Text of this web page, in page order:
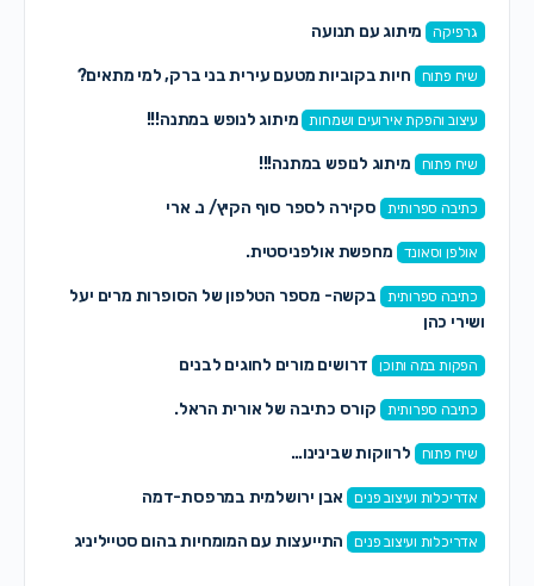
גרפיקה מיתוג עם תנועה
שיח פתוח חיות בקוביות מטעם עירית בני ברק, למי מתאים?
עיצוב והפקת אירועים ושמחות מיתוג לנופש במתנה!!!
שיח פתוח מיתוג לנופש במתנה!!!
כתיבה ספרותית סקירה לספר סוף הקיץ/ נ. ארי
אולפן וסאונד מחפשת אולפניסטית.
כתיבה ספרותית
בקשה- מספר הטלפון של הסופרות מרים יעל
ושירי כהן
הפקות במה ותוכן דרושים מורים לחוגים לבנים
כתיבה ספרותית קורס כתיבה של אורית הראל.
שיח פתוח לרווקות שבינינו…
אדריכלות ועיצוב פנים אבן ירושלמית במרפסת-דמה
אדריכלות ועיצוב פנים התייעצות עם המומחיות בהום סטייליניג